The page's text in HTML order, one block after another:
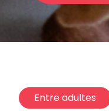
Entre adultes